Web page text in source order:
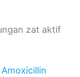
zat aktif
Amoxicillin